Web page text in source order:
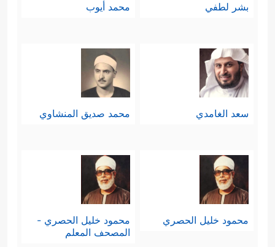
بشر لطفي محمد أيوب
سعد الغامدي محمد صديق المنشاوي
محمود خليل الحصري
محمود خليل الحصري -
المصحف المعلم